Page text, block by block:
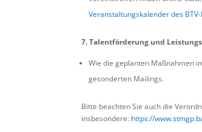
Veranstaltungskalender des
7. Talentförderung und
Wie die geplanten Maßnahmen
gesonderten Mailings.
Bitte beachten Sie auch die
insbesondere: https://